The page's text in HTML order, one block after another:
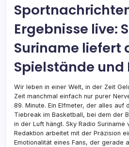
Ergebnisse live:
Suriname liefert
Spielstände und
Wir leben in einer Welt, in der Zeit
Zeit manchmal einfach nur purer
89. Minute. Ein Elfmeter, der alles auf
Tiebreak im Basketball, bei dem der
in der Luft hängt. Sky Radio Suriname
Redaktion arbeitet mit der Präzision
Emotionalität eines Fans, der gerade